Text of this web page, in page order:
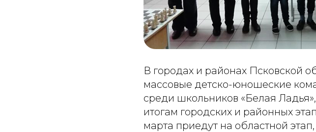
В городах и районах Псковской
массовые детско-юношеские
среди школьников «Белая
итогам городских и районных
марта приедут на областной